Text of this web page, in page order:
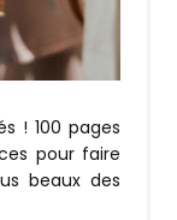
! 100 pages
pour faire
beaux des